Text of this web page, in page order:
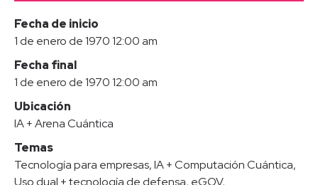
Fecha de inicio
1 de enero de 1970 12:00 am
Fecha final
1 de enero de 1970 12:00 am
Ubicación
IA + Arena Cuántica
Temas
Tecnología para empresas,IA + Computación Cuántica,
Uso dual + tecnología de defensa, eGOV,